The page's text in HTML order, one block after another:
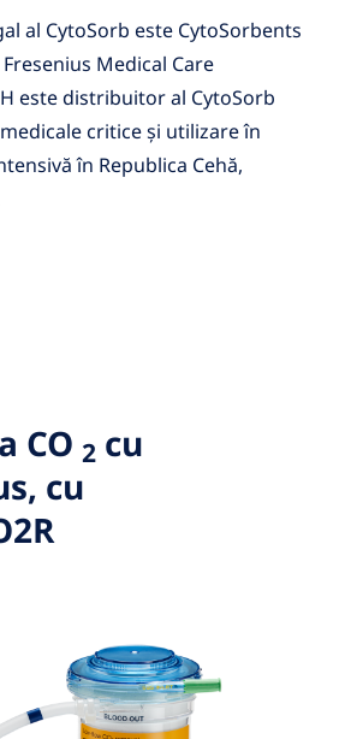
al CytoSorb este CytoSorbents
Medical Care
este distribuitor al CytoSorb
critice și utilizare în
în Republica Cehă,
CO 2 cu
cu